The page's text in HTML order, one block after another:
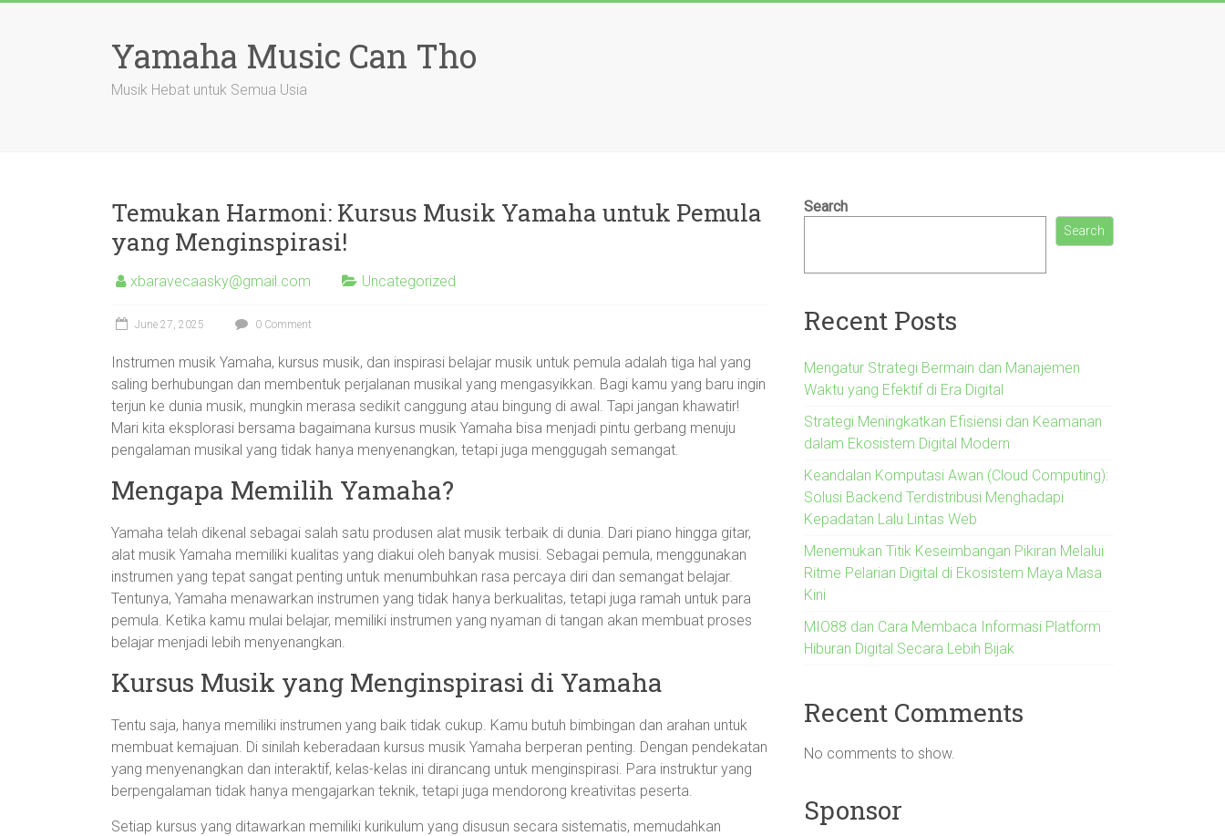
Yamaha Music Can Tho
Musik Hebat untuk Semua Usia
Temukan Harmoni: Kursus Musik Yamaha untuk Pemula
yang Menginspirasi!
xbaravecaasky@gmail.com Uncategorized
June 27, 2025 0 Comment
Instrumen musik Yamaha, kursus musik, dan inspirasi belajar musik untuk pemula adalah tiga hal yang
saling berhubungan dan membentuk perjalanan musikal yang mengasyikkan. Bagi kamu yang baru ingin
terjun ke dunia musik, mungkin merasa sedikit canggung atau bingung di awal. Tapi jangan khawatir!
Mari kita eksplorasi bersama bagaimana kursus musik Yamaha bisa menjadi pintu gerbang menuju
pengalaman musikal yang tidak hanya menyenangkan, tetapi juga menggugah semangat.
Mengapa Memilih Yamaha?
Yamaha telah dikenal sebagai salah satu produsen alat musik terbaik di dunia. Dari piano hingga gitar,
alat musik Yamaha memiliki kualitas yang diakui oleh banyak musisi. Sebagai pemula, menggunakan
instrumen yang tepat sangat penting untuk menumbuhkan rasa percaya diri dan semangat belajar.
Tentunya, Yamaha menawarkan instrumen yang tidak hanya berkualitas, tetapi juga ramah untuk para
pemula. Ketika kamu mulai belajar, memiliki instrumen yang nyaman di tangan akan membuat proses
belajar menjadi lebih menyenangkan.
Kursus Musik yang Menginspirasi di Yamaha
Tentu saja, hanya memiliki instrumen yang baik tidak cukup. Kamu butuh bimbingan dan arahan untuk
membuat kemajuan. Di sinilah keberadaan kursus musik Yamaha berperan penting. Dengan pendekatan
yang menyenangkan dan interaktif, kelas-kelas ini dirancang untuk menginspirasi. Para instruktur yang
berpengalaman tidak hanya mengajarkan teknik, tetapi juga mendorong kreativitas peserta.
Setiap kursus yang ditawarkan memiliki kurikulum yang disusun secara sistematis, memudahkan
Search
Search
Recent Posts
Mengatur Strategi Bermain dan Manajemen
Waktu yang Efektif di Era Digital
Strategi Meningkatkan Efisiensi dan Keamanan
dalam Ekosistem Digital Modern
Keandalan Komputasi Awan (Cloud Computing):
Solusi Backend Terdistribusi Menghadapi
Kepadatan Lalu Lintas Web
Menemukan Titik Keseimbangan Pikiran Melalui
Ritme Pelarian Digital di Ekosistem Maya Masa
Kini
MIO88 dan Cara Membaca Informasi Platform
Hiburan Digital Secara Lebih Bijak
Recent Comments
No comments to show.
Sponsor